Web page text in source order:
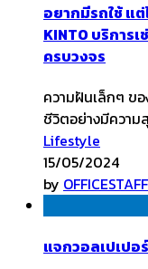
อยากมีรถใช้ แ
KINTO บริการ
ครบวงจร
ความฝันเล็กๆ ข
ชีวิตอย่างมีควา
Lifestyle
15/05/2024
by OFFICESTAFF
แจกวอลเปเป